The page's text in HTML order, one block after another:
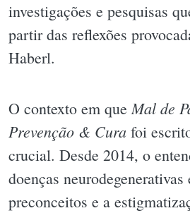
investigações e pesquisas
partir das reflexões
Haberl.
O contexto em que Mal de
Prevenção & Cura foi
crucial. Desde 2014, o
doenças
preconceitos e a